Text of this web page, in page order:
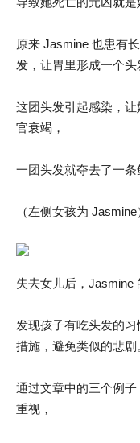
原来 Jasmine 也患有
发，让胃里形成一个头
这团头发引起感染，
官衰竭，
一团头发就夺去了一条
（左侧女孩为 Jasmine
失去女儿后，Jasmine
发现孩子有吃头发的
措施，避免类似的悲剧
通过文章中的三个例
重视，